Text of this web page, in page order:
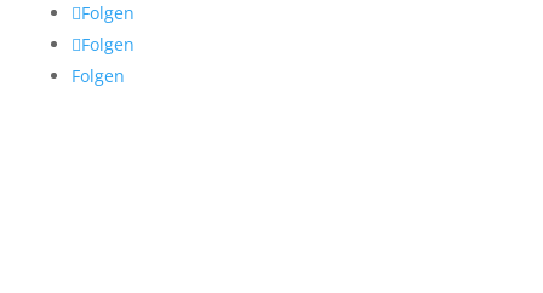
Folgen
Folgen
Folgen